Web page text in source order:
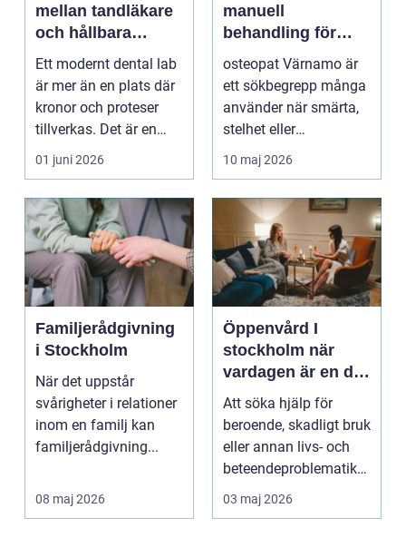
mellan tandläkare
och hållbara
leenden
Ett modernt dental lab
är mer än en plats där
kronor och proteser
tillverkas. Det är en
teknisk och ...
01 juni 2026
manuell
behandling för
minskad smärta
och Ökad rörlighet
osteopat Värnamo är
ett sökbegrepp många
använder när smärta,
stelhet eller
återkommande värk
börjar...
10 maj 2026
Familjerådgivning
i Stockholm
När det uppstår
svårigheter i relationer
inom en familj kan
familjerådgivning...
08 maj 2026
Öppenvård I
stockholm när
vardagen är en del
av behandlingen
Att söka hjälp för
beroende, skadligt bruk
eller annan livs- och
beteendeproblematik
är ett stort st...
03 maj 2026